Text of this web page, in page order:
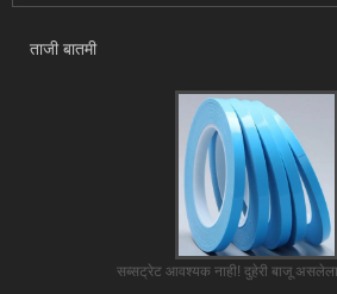
ताजी बातमी
सब्सट्रेट आवश्यक नाही! दुहेरी बाजू